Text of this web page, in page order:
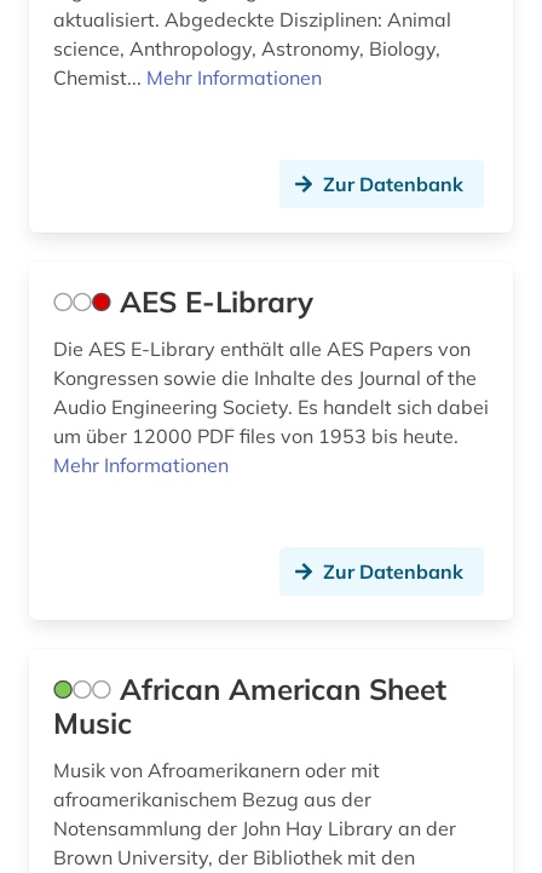
dialekt (1)
digitale edition (1)
digitalisat (1)
digitalisierung (3)
discovery service (1)
diskografie (2)
dresden (4)
drittes reich (3)
dvd-video (1)
aktualisiert. Abgedeckte Disziplinen: Animal
science, Anthropology, Astronomy, Biology,
Chemist... Mehr Informationen
Zur Datenbank
AES E-Library
Die AES E-Library enthält alle AES Papers von
Kongressen sowie die Inhalte des Journal of the
Audio Engineering Society. Es handelt sich dabei
um über 12000 PDF files von 1953 bis heute.
Mehr Informationen
Zur Datenbank
African American Sheet
Music
Musik von Afroamerikanern oder mit
afroamerikanischem Bezug aus der
Notensammlung der John Hay Library an der
Brown University, der Bibliothek mit den